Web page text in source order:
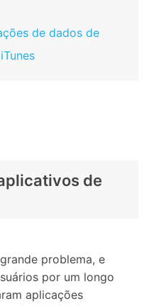
de dados de
de
problema, e
por um longo
aplicações